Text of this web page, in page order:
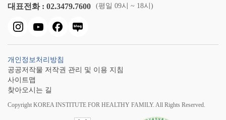
대표전화 : 02.3479.7600 (평일 09시 ~ 18시)
개인정보처리방침
공공저작물 저작권 관리 및 이용 지침
사이트맵
찾아오시는 길
Copyright KOREA INSTITUTE FOR HEALTHY FAMILY. All Rights Reserved.